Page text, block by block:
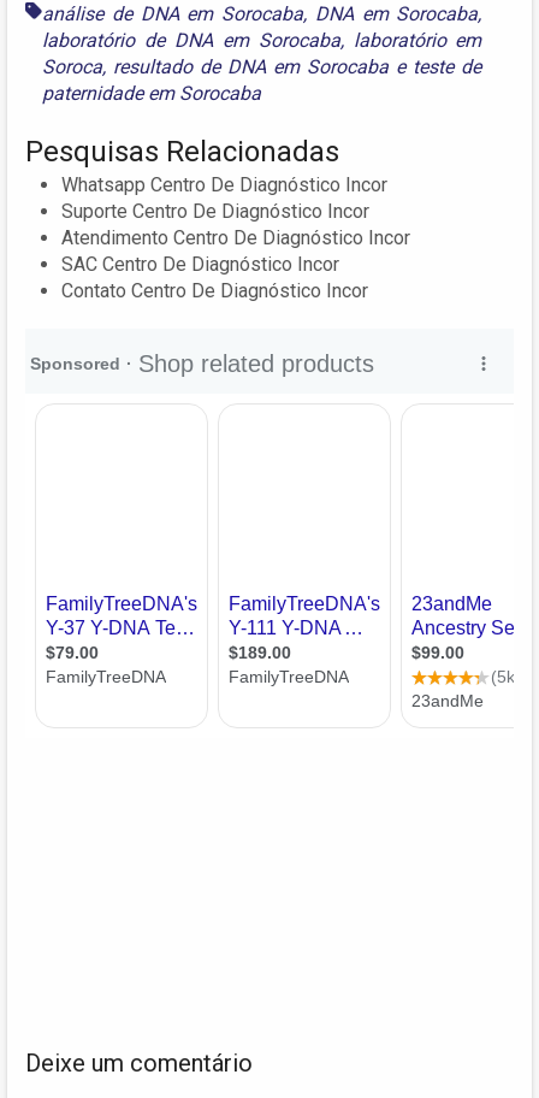
análise de DNA em Sorocaba, DNA em Sorocaba,
laboratório de DNA em Sorocaba, laboratório em
Soroca, resultado de DNA em Sorocaba e teste de
paternidade em Sorocaba
Pesquisas Relacionadas
Whatsapp Centro De Diagnóstico Incor
Suporte Centro De Diagnóstico Incor
Atendimento Centro De Diagnóstico Incor
SAC Centro De Diagnóstico Incor
Contato Centro De Diagnóstico Incor
Deixe um comentário